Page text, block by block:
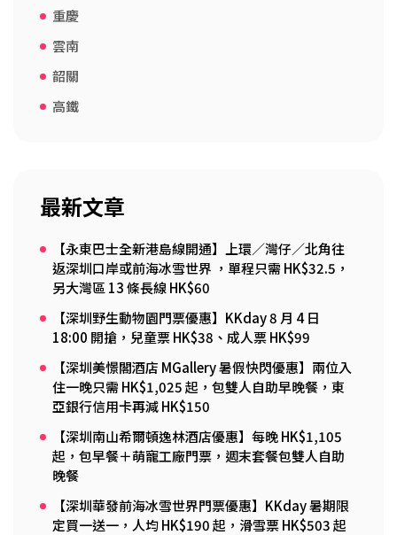
重慶
雲南
韶關
高鐵
最新文章
【永東巴士全新港島線開通】上環／灣仔／北角往
返深圳口岸或前海冰雪世界 ，單程只需 HK$32.5，
另大灣區 13 條長線 HK$60
【深圳野生動物園門票優惠】KKday 8 月 4 日
18:00 開搶，兒童票 HK$38、成人票 HK$99
【深圳美憬閣酒店 MGallery 暑假快閃優惠】兩位入
住一晚只需 HK$1,025 起，包雙人自助早晚餐，東
亞銀行信用卡再減 HK$150
【深圳南山希爾頓逸林酒店優惠】每晚 HK$1,105
起，包早餐＋萌寵工廠門票，週末套餐包雙人自助
晚餐
【深圳華發前海冰雪世界門票優惠】KKday 暑期限
定買一送一，人均 HK$190 起，滑雪票 HK$503 起